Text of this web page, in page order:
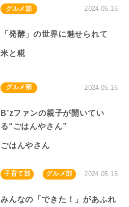
グルメ部 2024.05.16
「発酵」の世界に魅せられて
米と糀
グルメ部 2024.05.16
B’zファンの親子が開いてい
る“ごはんやさん”
ごはんやさん
子育て部 グルメ部 2024.05.16
みんなの「できた！」があふれ